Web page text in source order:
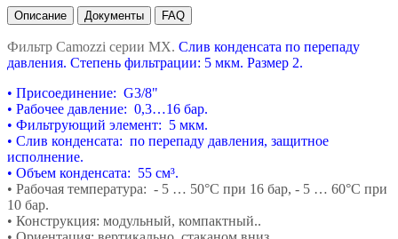
Описание Документы FAQ
Фильтр Camozzi серии MX. Слив конденсата по перепаду
давления. Степень фильтрации: 5 мкм. Размер 2.
• Присоединение: G3/8"
• Рабочее давление: 0,3…16 бар.
• Фильтрующий элемент: 5 мкм.
• Слив конденсата: по перепаду давления, защитное
исполнение.
• Объем конденсата: 55 см³.
• Рабочая температура: - 5 … 50°С при 16 бар, - 5 … 60°С при
10 бар.
• Конструкция: модульный, компактный..